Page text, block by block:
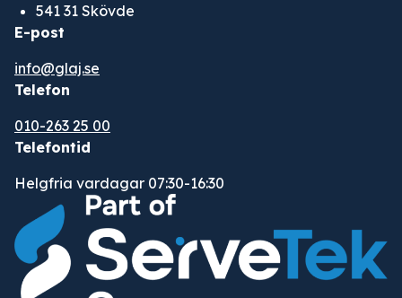
541 31 Skövde
E-post
info@glaj.se
Telefon
010-263 25 00
Telefontid
Helgfria vardagar 07:30-16:30